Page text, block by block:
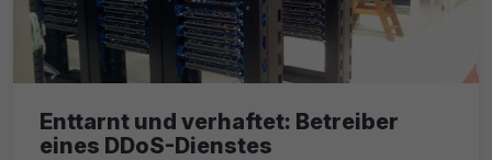
Enttarnt und verhaftet: Betreiber
eines DDoS-Dienstes